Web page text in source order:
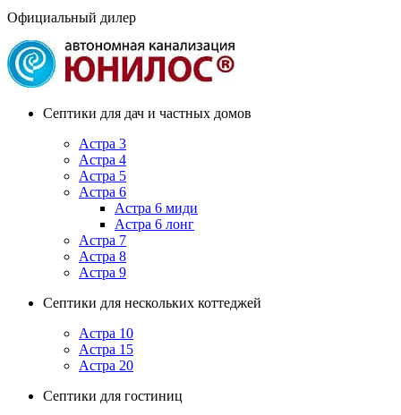
Официальный дилер
Септики для дач и частных домов
Астра 3
Астра 4
Астра 5
Астра 6
Астра 6 миди
Астра 6 лонг
Астра 7
Астра 8
Астра 9
Септики для нескольких коттеджей
Астра 10
Астра 15
Астра 20
Септики для гостиниц